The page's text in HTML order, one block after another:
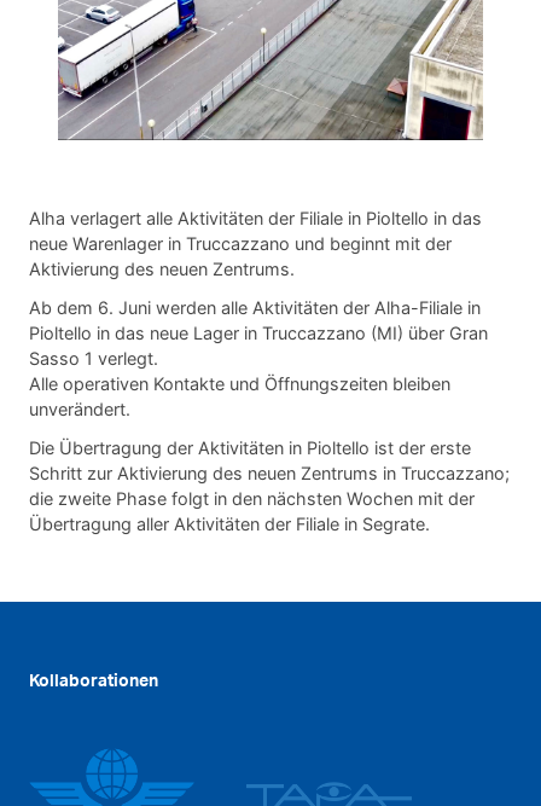
Alha verlagert alle Aktivitäten der Filiale in Pioltello in das
neue Warenlager in Truccazzano und beginnt mit der
Aktivierung des neuen Zentrums.
Ab dem 6. Juni werden alle Aktivitäten der Alha-Filiale in
Pioltello in das neue Lager in Truccazzano (MI) über Gran
Sasso 1 verlegt.
Alle operativen Kontakte und Öffnungszeiten bleiben
unverändert.
Die Übertragung der Aktivitäten in Pioltello ist der erste
Schritt zur Aktivierung des neuen Zentrums in Truccazzano;
die zweite Phase folgt in den nächsten Wochen mit der
Übertragung aller Aktivitäten der Filiale in Segrate.
Kollaborationen